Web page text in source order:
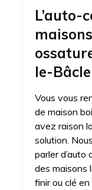
L’auto-
le-Bâcle
Vous vous
de maison
avez raison
solution.
parler d’auto
des maisons
finir ou clé